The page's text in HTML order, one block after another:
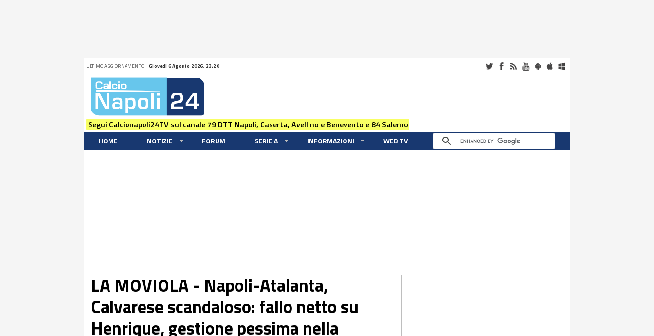
ULTIMO AGGIORNAMENTO: Giovedi 6 Agosto 2026, 23:20
Segui Calcionapoli24TV sul canale 79 DTT Napoli, Caserta, Avellino e Benevento e 84 Salerno
HOME NOTIZIE FORUM SERIE A INFORMAZIONI WEB TV
LA MOVIOLA - Napoli-Atalanta,
Calvarese scandaloso: fallo netto su
Henrique, gestione pessima nella